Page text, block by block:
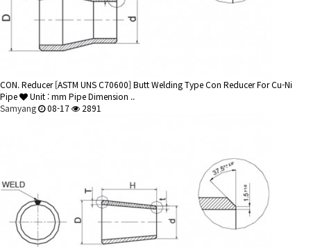
CON. Reducer [ASTM UNS C70600] Butt Welding Type Con Reducer For Cu-Ni
Pipe
Unit : mm Pipe Dimension ..
Samyang
08-17 2891